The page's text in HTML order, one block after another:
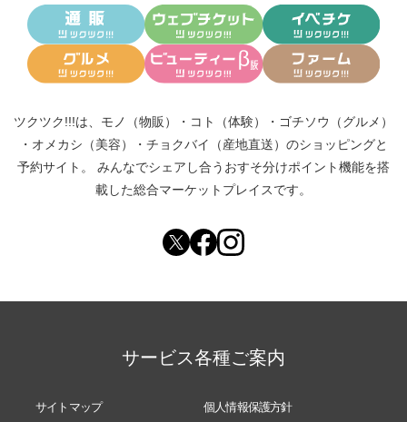
ツクツク!!!は、 モノ（物販） ・ コト（体験） ・ ゴチソウ（グルメ）
・ オメカシ（美容） ・ チョクバイ（産地直送） のショッピングと
予約サイト。
みんなでシェアし合う おすそ分けポイント機能を搭
載した総合マーケットプレイスです。
サービス各種ご案内
サイトマップ 個人情報保護方針